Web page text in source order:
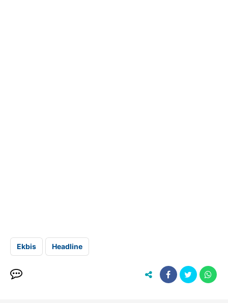
Ekbis Headline